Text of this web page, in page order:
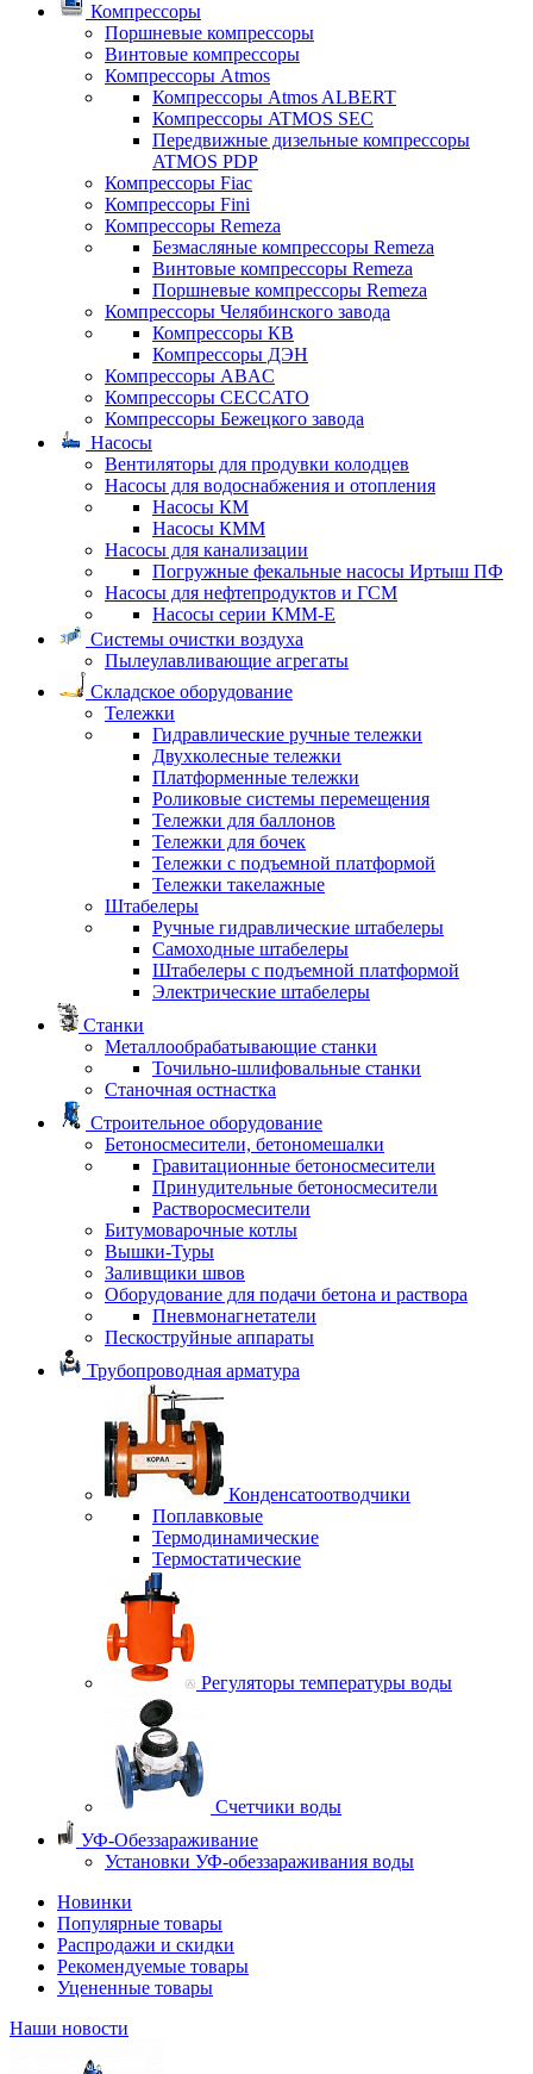
Компрессоры
Поршневые компрессоры
Винтовые компрессоры
Компрессоры Atmos
Компрессоры Atmos ALBERT
Компрессоры ATMOS SEC
Передвижные дизельные компрессоры
ATMOS PDP
Компрессоры Fiac
Компрессоры Fini
Компрессоры Remeza
Безмасляные компрессоры Remeza
Винтовые компрессоры Remeza
Поршневые компрессоры Remeza
Компрессоры Челябинского завода
Компрессоры КВ
Компрессоры ДЭН
Компрессоры ABAC
Компрессоры CECCATO
Компрессоры Бежецкого завода
Насосы
Вентиляторы для продувки колодцев
Насосы для водоснабжения и отопления
Насосы КМ
Насосы КММ
Насосы для канализации
Погружные фекальные насосы Иртыш ПФ
Насосы для нефтепродуктов и ГСМ
Насосы серии КММ-Е
Системы очистки воздуха
Пылеулавливающие агрегаты
Складское оборудование
Тележки
Гидравлические ручные тележки
Двухколесные тележки
Платформенные тележки
Роликовые системы перемещения
Тележки для баллонов
Тележки для бочек
Тележки с подъемной платформой
Тележки такелажные
Штабелеры
Ручные гидравлические штабелеры
Самоходные штабелеры
Штабелеры с подъемной платформой
Электрические штабелеры
Станки
Металлообрабатывающие станки
Точильно-шлифовальные станки
Станочная остнастка
Строительное оборудование
Бетоносмесители, бетономешалки
Гравитационные бетоносмесители
Принудительные бетоносмесители
Растворосмесители
Битумоварочные котлы
Вышки-Туры
Заливщики швов
Оборудование для подачи бетона и раствора
Пневмонагнетатели
Пескоструйные аппараты
Трубопроводная арматура
Конденсатоотводчики
Поплавковые
Термодинамические
Термостатические
Регуляторы температуры воды
Счетчики воды
УФ-Обеззараживание
Установки УФ-обеззараживания воды
Новинки
Популярные товары
Распродажи и скидки
Рекомендуемые товары
Уцененные товары
Наши новости